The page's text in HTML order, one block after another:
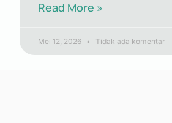
Read More »
Mei 12, 2026 Tidak ada komentar